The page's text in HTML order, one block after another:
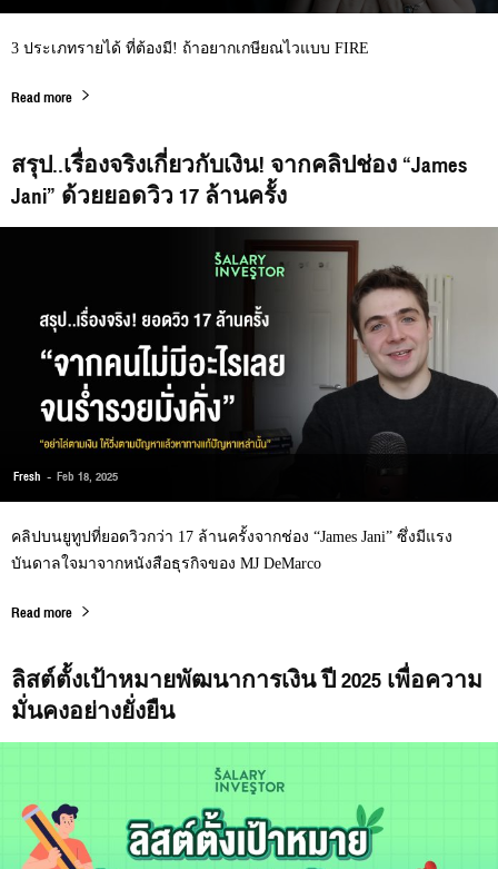
3 ประเภทรายได้ ที่ต้องมี! ถ้าอยากเกษียณไวแบบ FIRE
Read more
สรุป..เรื่องจริงเกี่ยวกับเงิน! จากคลิปช่อง “James
Jani” ด้วยยอดวิว 17 ล้านครั้ง
Fresh - Feb 18, 2025
คลิปบนยูทูปที่ยอดวิวกว่า 17 ล้านครั้งจากช่อง “James Jani” ซึ่งมีแรง
บันดาลใจมาจากหนังสือธุรกิจของ MJ DeMarco
Read more
ลิสต์ตั้งเป้าหมายพัฒนาการเงิน ปี 2025 เพื่อความ
มั่นคงอย่างยั่งยืน